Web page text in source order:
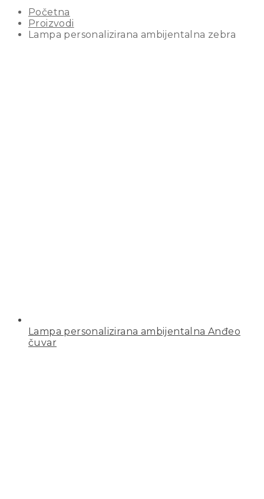
Početna
Proizvodi
Lampa personalizirana ambijentalna zebra
Lampa personalizirana ambijentalna Anđeo
čuvar